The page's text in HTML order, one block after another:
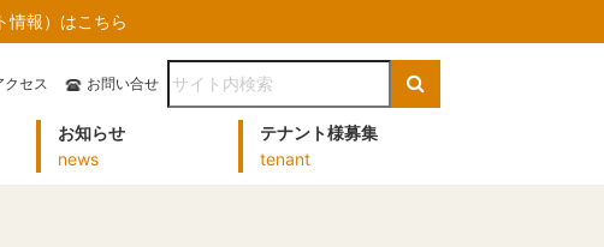
情報）はこちら
お知らせ
news
テナント様募集
tenant
クセス お問い合せ